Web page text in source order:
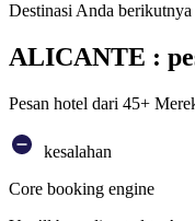
Destinasi Anda berikutnya
ALICANTE :
Pesan hotel dari 45+
kesalahan
Core booking engine